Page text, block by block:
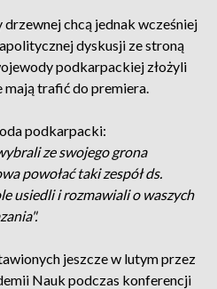
chcą jednak wcześniej
dyskusji ze stroną
podkarpackiej złożyli
trafić do premiera.
podkarpacki:
ze swojego grona
powołać taki zespół ds.
usiedli i rozmawiali o waszych
jeszcze w lutym przez
Nauk podczas konferencji